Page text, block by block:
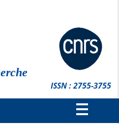
ISSN : 2755-3755